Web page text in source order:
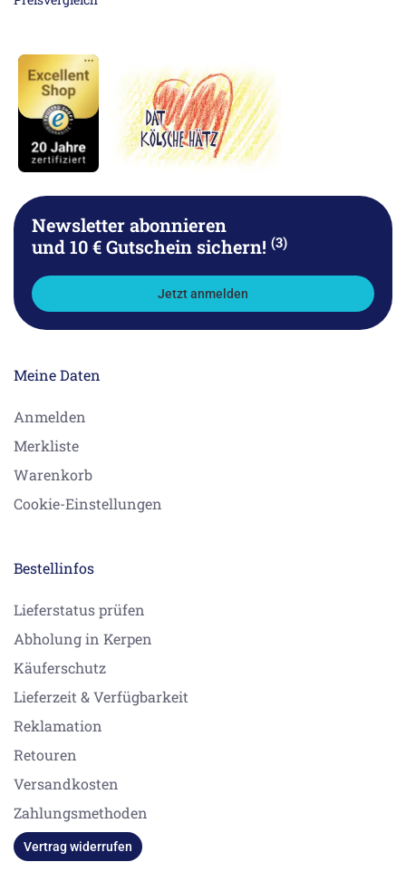
Newsletter abonnieren
und 10 € Gutschein sichern! (3)
Jetzt anmelden
Meine Daten
Anmelden
Merkliste
Warenkorb
Cookie-Einstellungen
Bestellinfos
Lieferstatus prüfen
Abholung in Kerpen
Käuferschutz
Lieferzeit & Verfügbarkeit
Reklamation
Retouren
Versandkosten
Zahlungsmethoden
Vertrag widerrufen